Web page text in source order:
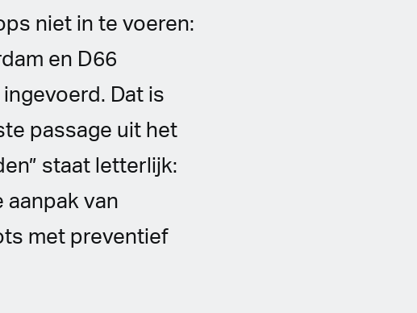
niet in te voeren:
en D66
Dat is
passage uit het
staat letterlijk:
aanpak van
met preventief